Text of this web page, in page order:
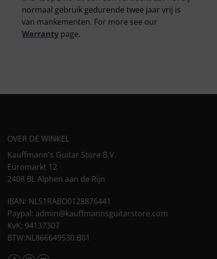
normaal gebruik gedurende twee jaar vrij is
van mankementen. For more see our
Warranty page.
OVER DE WINKEL
Kauffmann's Guitar Store B.V.
Euromarkt 12
2408 BL Alphen aan de Rijn
IBAN: NL51RABO0128876441
Paypal: admin@kauffmannsguitarstore.com
KvK: 94137307
BTW:NL866649530.B01